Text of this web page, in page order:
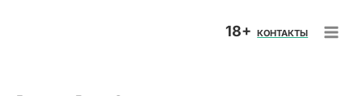
18+ КОНТАКТЫ